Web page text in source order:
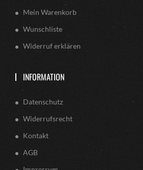
Mein Warenkorb
Wunschliste
Widerruf erklären
INFORMATION
Datenschutz
Widerrufsrecht
Kontakt
AGB